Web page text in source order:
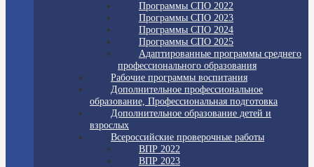
Программы СПО 2022
Программы СПО 2023
Программы СПО 2024
Программы СПО 2025
Адаптированные программы среднего
профессионального образования
Рабочие программы воспитания
Дополнительное профессиональное
образование, Профессиональная подготовка
Дополнительное образование детей и
взрослых
Всероссийские проверочные работы
ВПР 2022
ВПР 2023